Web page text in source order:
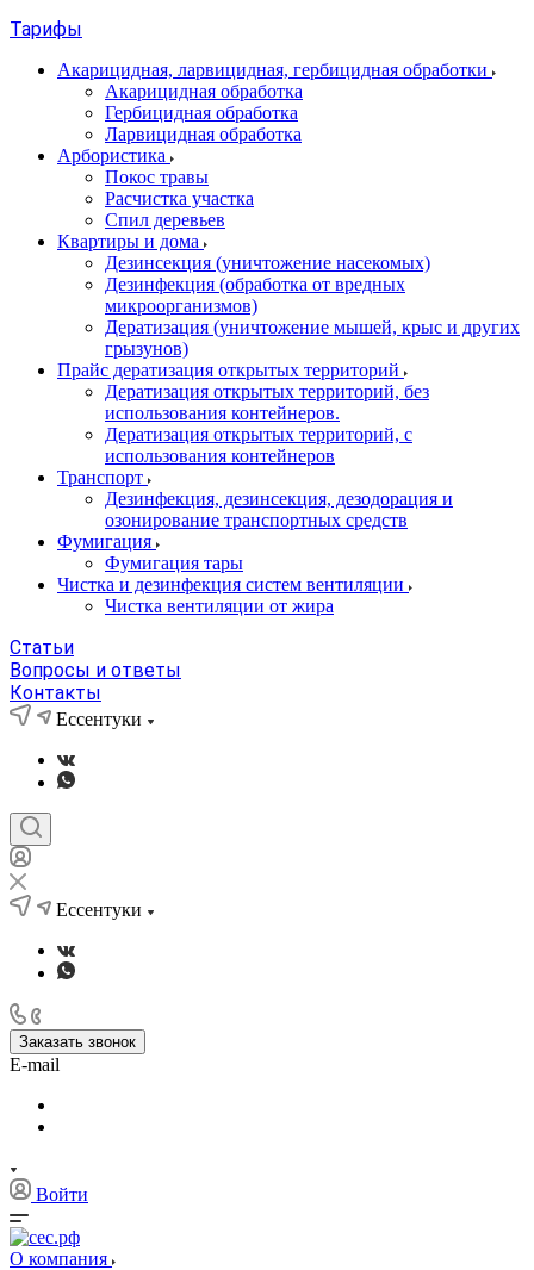
Тарифы
Акарицидная, ларвицидная, гербицидная обработки
Акарицидная обработка
Гербицидная обработка
Ларвицидная обработка
Арбористика
Покос травы
Расчистка участка
Спил деревьев
Квартиры и дома
Дезинсекция (уничтожение насекомых)
Дезинфекция (обработка от вредных
микроорганизмов)
Дератизация (уничтожение мышей, крыс и других
грызунов)
Прайс дератизация открытых территорий
Дератизация открытых территорий, без
использования контейнеров.
Дератизация открытых территорий, с
использования контейнеров
Транспорт
Дезинфекция, дезинсекция, дезодорация и
озонирование транспортных средств
Фумигация
Фумигация тары
Чистка и дезинфекция систем вентиляции
Чистка вентиляции от жира
Статьи
Вопросы и ответы
Контакты
Ессентуки
Ессентуки
Заказать звонок
E-mail
Войти
О компания